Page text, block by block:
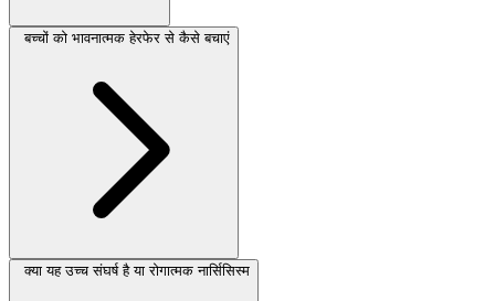
बच्चों को भावनात्मक हेरफेर से कैसे बचाएं
क्या यह उच्च संघर्ष है या रोगात्मक नार्सिसिस्म